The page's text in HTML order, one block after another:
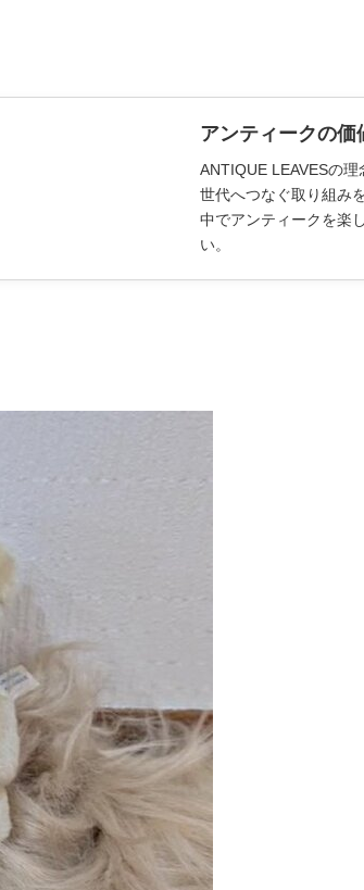
アンティークの価
ANTIQUE LEAVESの
世代へつなぐ取り組み
中でアンティークを楽
い。